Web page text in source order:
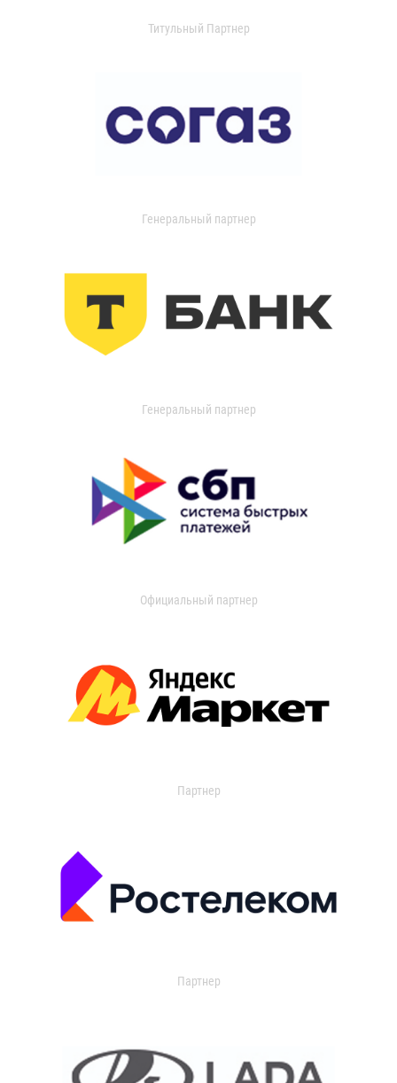
Титульный Партнер
Генеральный партнер
Генеральный партнер
Официальный партнер
Партнер
Партнер